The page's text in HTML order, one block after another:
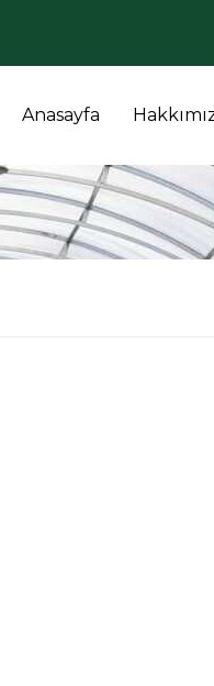
Anasayfa